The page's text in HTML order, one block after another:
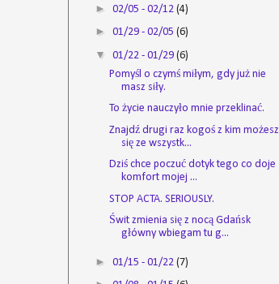
► 02/05 - 02/12 (4)
► 01/29 - 02/05 (6)
▼ 01/22 - 01/29 (6)
Pomyśl o czymś miłym, gdy już nie
masz siły.
To życie nauczyło mnie przeklinać.
Znajdź drugi raz kogoś z kim możesz
się ze wszystk...
Dziś chce poczuć dotyk tego co doje
komfort mojej ...
STOP ACTA. SERIOUSLY.
Świt zmienia się z nocą Gdańsk
główny wbiegam tu g...
► 01/15 - 01/22 (7)